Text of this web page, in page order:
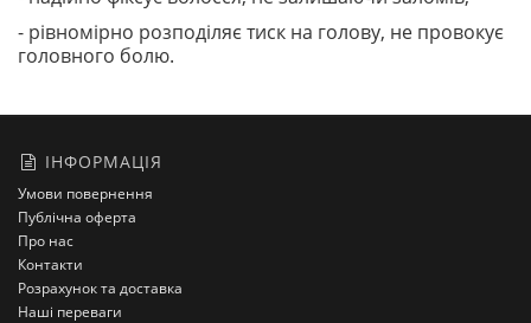
- рівномірно розподіляє тиск на голову, не провокує
головного болю.
ІНФОРМАЦІЯ
Умови повернення
Публічна оферта
Про нас
Контакти
Розрахунок та доставка
Наші переваги